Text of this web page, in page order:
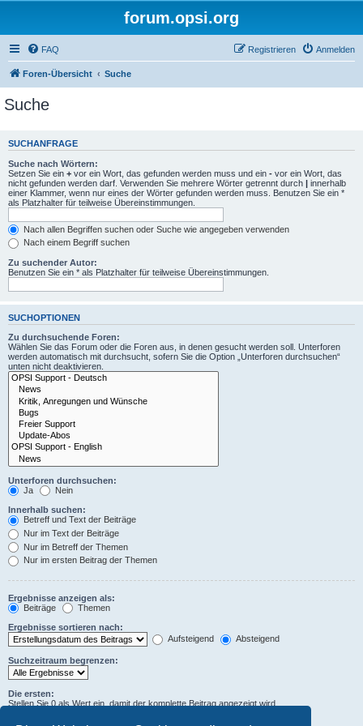
forum.opsi.org
FAQ Anmelden
Registrieren
Foren-Übersicht Suche
Suche
SUCHANFRAGE
Suche nach Wörtern:
Setzen Sie ein + vor ein Wort, das gefunden werden muss und ein - vor ein Wort, das
nicht gefunden werden darf. Verwenden Sie mehrere Wörter getrennt durch | innerhalb
einer Klammer, wenn nur eines der Wörter gefunden werden muss. Benutzen Sie ein *
als Platzhalter für teilweise Übereinstimmungen.
Nach allen Begriffen suchen oder Suche wie angegeben verwenden
Nach einem Begriff suchen
Zu suchender Autor:
Benutzen Sie ein * als Platzhalter für teilweise Übereinstimmungen.
SUCHOPTIONEN
Zu durchsuchende Foren:
Wählen Sie das Forum oder die Foren aus, in denen gesucht werden soll. Unterforen
werden automatisch mit durchsucht, sofern Sie die Option „Unterforen durchsuchen“
unten nicht deaktivieren.
Unterforen durchsuchen:
Ja
Nein
Innerhalb suchen:
Betreff und Text der Beiträge
Nur im Text der Beiträge
Nur im Betreff der Themen
Nur im ersten Beitrag der Themen
Ergebnisse anzeigen als:
Beiträge
Themen
Ergebnisse sortieren nach:
Aufsteigend
Absteigend
Suchzeitraum begrenzen:
Die ersten:
Stellen Sie 0 als Wert ein, damit der komplette Beitrag angezeigt wird.